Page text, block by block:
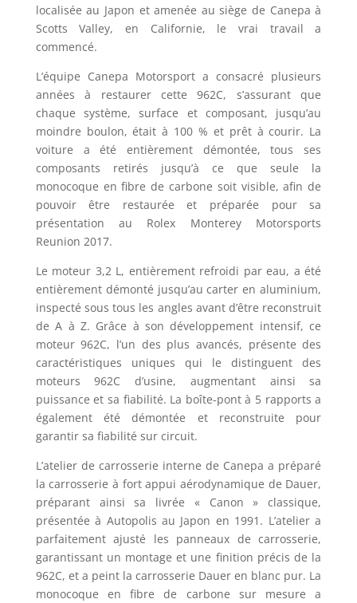
localisée au Japon et amenée au siège de Canepa à
Scotts Valley, en Californie, le vrai travail a
commencé.
L’équipe Canepa Motorsport a consacré plusieurs
années à restaurer cette 962C, s’assurant que
chaque système, surface et composant, jusqu’au
moindre boulon, était à 100 % et prêt à courir. La
voiture a été entièrement démontée, tous ses
composants retirés jusqu’à ce que seule la
monocoque en fibre de carbone soit visible, afin de
pouvoir être restaurée et préparée pour sa
présentation au Rolex Monterey Motorsports
Reunion 2017.
Le moteur 3,2 L, entièrement refroidi par eau, a été
entièrement démonté jusqu’au carter en aluminium,
inspecté sous tous les angles avant d’être reconstruit
de A à Z. Grâce à son développement intensif, ce
moteur 962C, l’un des plus avancés, présente des
caractéristiques uniques qui le distinguent des
moteurs 962C d’usine, augmentant ainsi sa
puissance et sa fiabilité. La boîte-pont à 5 rapports a
également été démontée et reconstruite pour
garantir sa fiabilité sur circuit.
L’atelier de carrosserie interne de Canepa a préparé
la carrosserie à fort appui aérodynamique de Dauer,
préparant ainsi sa livrée « Canon » classique,
présentée à Autopolis au Japon en 1991. L’atelier a
parfaitement ajusté les panneaux de carrosserie,
garantissant un montage et une finition précis de la
962C, et a peint la carrosserie Dauer en blanc pur. La
monocoque en fibre de carbone sur mesure a